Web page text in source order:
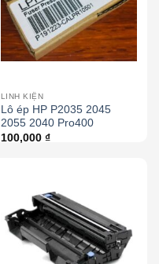
LINH KIỆN
Lô ép HP P2035 2045
2055 2040 Pro400
100,000 ₫